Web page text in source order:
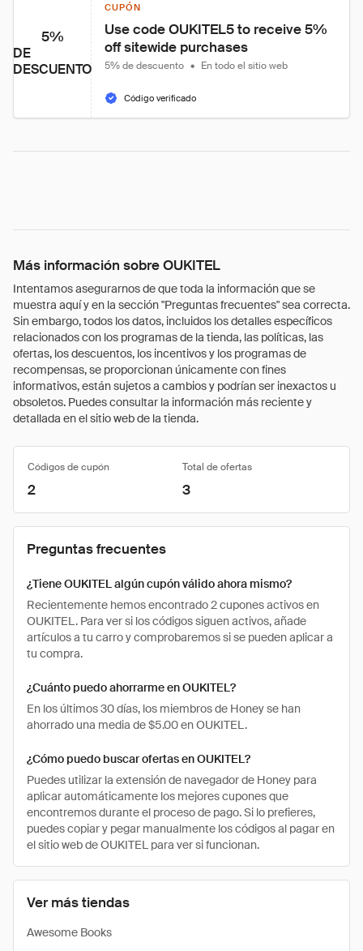
5%
DE
DESCUENTO
CUPÓN
Use code OUKITEL5 to receive 5%
off sitewide purchases
5% de descuento • En todo el sitio web
Código verificado
Más información sobre OUKITEL
Intentamos asegurarnos de que toda la información que se
muestra aquí y en la sección "Preguntas frecuentes" sea correcta.
Sin embargo, todos los datos, incluidos los detalles específicos
relacionados con los programas de la tienda, las políticas, las
ofertas, los descuentos, los incentivos y los programas de
recompensas, se proporcionan únicamente con fines
informativos, están sujetos a cambios y podrían ser inexactos u
obsoletos. Puedes consultar la información más reciente y
detallada en el sitio web de la tienda.
Ver más tiendas
Awesome Books
Códigos de cupón Total de ofertas
2 3
Preguntas frecuentes
¿Tiene OUKITEL algún cupón válido ahora mismo?
Recientemente hemos encontrado 2 cupones activos en
OUKITEL. Para ver si los códigos siguen activos, añade
artículos a tu carro y comprobaremos si se pueden aplicar a
tu compra.
¿Cuánto puedo ahorrarme en OUKITEL?
En los últimos 30 días, los miembros de Honey se han
ahorrado una media de $5.00 en OUKITEL.
¿Cómo puedo buscar ofertas en OUKITEL?
Puedes utilizar la extensión de navegador de Honey para
aplicar automáticamente los mejores cupones que
encontremos durante el proceso de pago. Si lo prefieres,
puedes copiar y pegar manualmente los códigos al pagar en
el sitio web de OUKITEL para ver si funcionan.